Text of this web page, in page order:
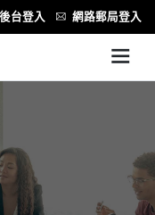
台登入 網路郵局登入